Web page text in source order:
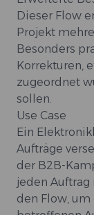
Dieser Flow
Projekt
Besonders
Korrekturen,
zugeordnet
sollen.
Use Case
Ein
Aufträge
der B2B-
jeden
den Flow,